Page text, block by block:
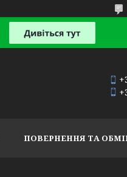
ПОВЕРНЕННЯ ТА